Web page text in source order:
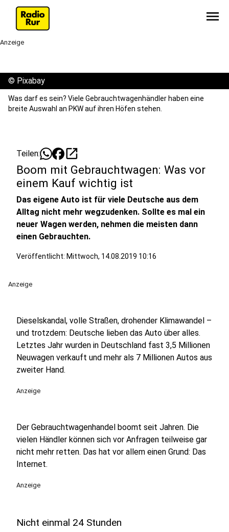
menu
Anzeige
© Pixabay
Was darf es sein? Viele Gebrauchtwagenhändler haben eine
breite Auswahl an PKW auf ihren Höfen stehen.
Teilen: open_in_new
Boom mit Gebrauchtwagen: Was vor
einem Kauf wichtig ist
Das eigene Auto ist für viele Deutsche aus dem
Alltag nicht mehr wegzudenken. Sollte es mal ein
neuer Wagen werden, nehmen die meisten dann
einen Gebrauchten.
Veröffentlicht: Mittwoch, 14.08.2019 10:16
Anzeige
Dieselskandal, volle Straßen, drohender Klimawandel –
und trotzdem: Deutsche lieben das Auto über alles.
Letztes Jahr wurden in Deutschland fast 3,5 Millionen
Neuwagen verkauft und mehr als 7 Millionen Autos aus
zweiter Hand.
Anzeige
Der Gebrauchtwagenhandel boomt seit Jahren. Die
vielen Händler können sich vor Anfragen teilweise gar
nicht mehr retten. Das hat vor allem einen Grund: Das
Internet.
Anzeige
Nicht einmal 24 Stunden